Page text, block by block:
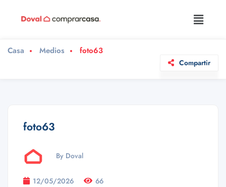
Casa Medios foto63
Compartir
foto63
By Doval
12/05/2026 66